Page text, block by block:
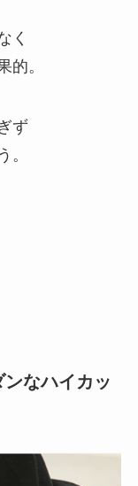
く
的。
ず
。
なハイカッ